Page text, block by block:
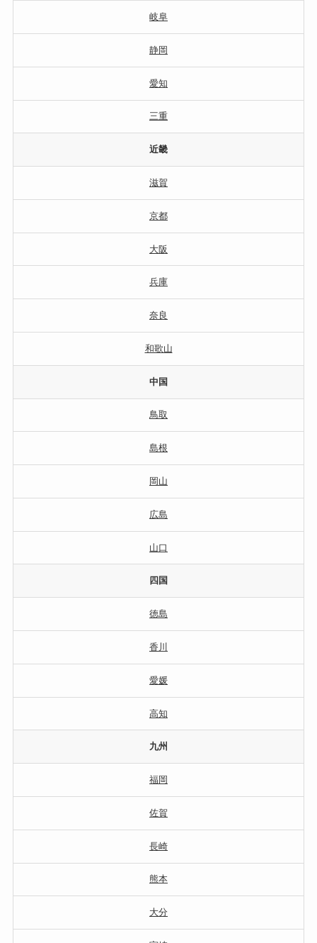
岐阜
静岡
愛知
三重
近畿
滋賀
京都
大阪
兵庫
奈良
和歌山
中国
鳥取
島根
岡山
広島
山口
四国
徳島
香川
愛媛
高知
九州
福岡
佐賀
長崎
熊本
大分